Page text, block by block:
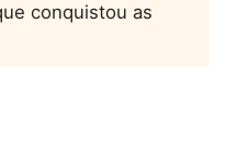
conquistou as